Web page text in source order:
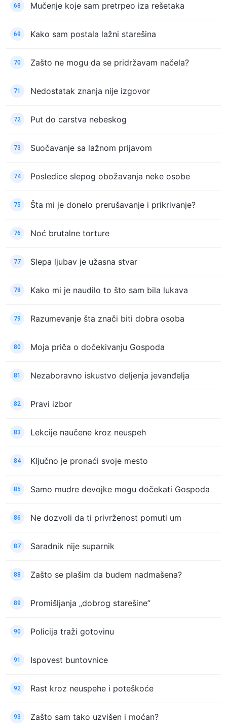
68 Mučenje koje sam pretrpeo iza rešetaka
69 Kako sam postala lažni starešina
70 Zašto ne mogu da se pridržavam načela?
71 Nedostatak znanja nije izgovor
72 Put do carstva nebeskog
73 Suočavanje sa lažnom prijavom
74 Posledice slepog obožavanja neke osobe
75 Šta mi je donelo prerušavanje i prikrivanje?
76 Noć brutalne torture
77 Slepa ljubav je užasna stvar
78 Kako mi je naudilo to što sam bila lukava
79 Razumevanje šta znači biti dobra osoba
80 Moja priča o dočekivanju Gospoda
81 Nezaboravno iskustvo deljenja jevanđelja
82 Pravi izbor
83 Lekcije naučene kroz neuspeh
84 Ključno je pronaći svoje mesto
85 Samo mudre devojke mogu dočekati Gospoda
86 Ne dozvoli da ti privrženost pomuti um
87 Saradnik nije suparnik
88 Zašto se plašim da budem nadmašena?
89 Promišljanja „dobrog starešine”
90 Policija traži gotovinu
91 Ispovest buntovnice
92 Rast kroz neuspehe i poteškoće
93 Zašto sam tako uzvišen i moćan?